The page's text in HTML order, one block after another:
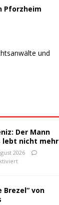
Pforzheim
und
Der Mann
lebt nicht mehr
2026
Brezel“ von